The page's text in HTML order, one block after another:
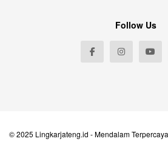
Follow Us
© 2025 Lingkarjateng.id - Mendalam Terpercaya